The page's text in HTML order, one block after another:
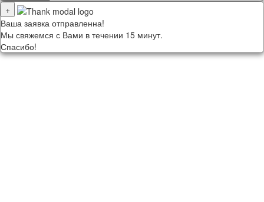
+
Ваша заявка отправленна!
Мы свяжемся с Вами в течении 15 минут.
Спасибо!